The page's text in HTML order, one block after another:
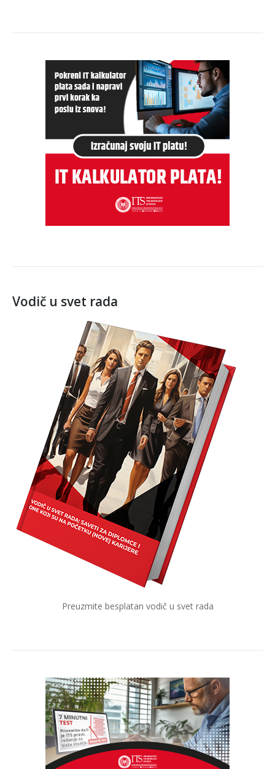
Vodič u svet rada
Preuzmite besplatan vodič u svet rada